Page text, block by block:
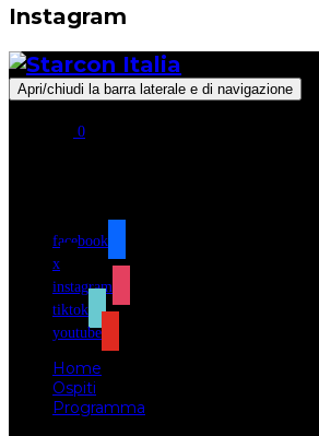
Instagram
Apri/chiudi la barra laterale e di navigazione
0
facebook
x
instagram
tiktok
youtube
Home
Ospiti
Programma